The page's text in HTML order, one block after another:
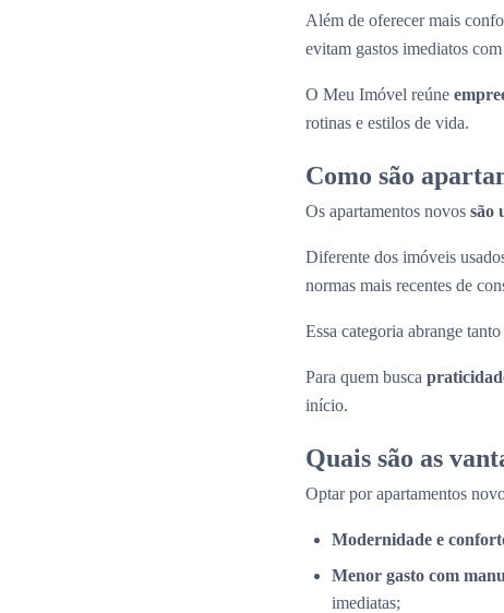
Além de oferecer mais
evitam gastos imediatos
O Meu Imóvel reúne
rotinas e estilos de vida.
Como são
Os apartamentos novos são
Diferente dos imóveis
normas mais recentes de
Essa categoria abrange
Para quem busca
início.
Quais são as
Optar por apartamentos
Modernidade e
Menor gasto com
imediatas;